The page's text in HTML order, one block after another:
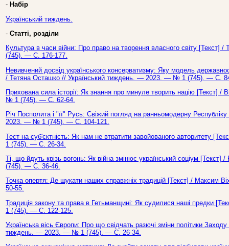
- Набір
Український тиждень.
- Статті, розділи
Культура в часи війни: Про право на творення власного світу
(745). — С. 176-177.
Невивчений досвід українського консерватизму: Яку модель
/ Тетяна Осташко // Український тиждень. — 2023. — № 1 (745). — С.
Прихована сила історії: Як знання про минуле творить націю [Текст]
№ 1 (745). — С. 62-64.
Річ Посполита і "її" Русь: Свіжий погляд на ранньомодерну
2023. — № 1 (745). — С. 104-121.
Тест на суб'єктність: Як нам не втратити завойованого авторитету
1 (745). — С. 26-34.
Ті, що йдуть крізь вогонь: Як війна змінює український соціум
(745). — С. 36-46.
Точка опертя: Де шукати наших справжніх традицій [Текст] /
50-55.
Традиція закону та права в Гетьманщині: Як судилися наші предки
1 (745). — С. 122-125.
Українська вісь Європи: Про що свідчать разючі зміни політики
тиждень. — 2023. — № 1 (745). — С. 26-34.